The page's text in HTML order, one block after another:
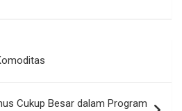
Cukup Besar dalam Program